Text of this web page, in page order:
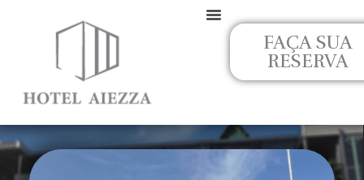
FAÇA SUA
RESERVA